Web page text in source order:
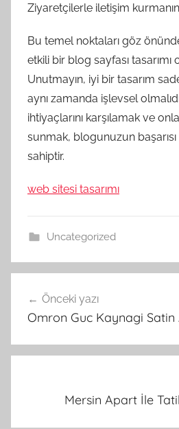
Ziyaretçilerle iletişim
Bu temel noktaları göz
etkili bir blog sayfası tasarımı
Unutmayın, iyi bir tasarım
aynı zamanda işlevsel
ihtiyaçlarını karşılamak ve
sunmak, blogunuzun
sahiptir.
web sitesi tasarımı
Uncategorized
gezinmesi
Önceki yazı
Omron Guc Kaynagi Satin
Mersin Apart İle